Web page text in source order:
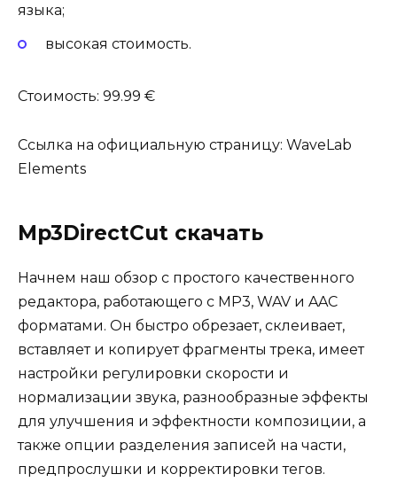
языка;
высокая стоимость.
Стоимость: 99.99 €
Ссылка на официальную страницу: WaveLab
Elements
Mp3DirectCut скачать
Начнем наш обзор с простого качественного
редактора, работающего с MP3, WAV и AAC
форматами. Он быстро обрезает, склеивает,
вставляет и копирует фрагменты трека, имеет
настройки регулировки скорости и
нормализации звука, разнообразные эффекты
для улучшения и эффектности композиции, а
также опции разделения записей на части,
предпрослушки и корректировки тегов.